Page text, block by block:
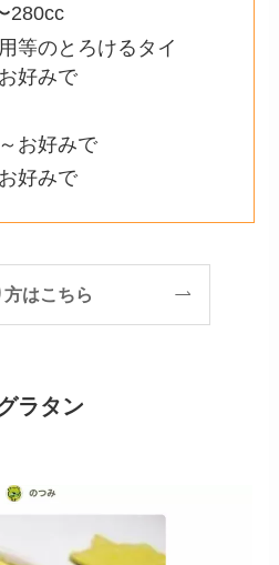
280cc
用等のとろけるタイ
好みで
お好みで
好みで
方はこちら
ラタン